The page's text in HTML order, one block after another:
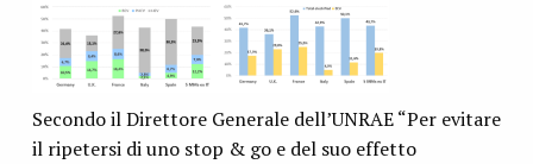
Secondo il Direttore Generale dell’UNRAE “Per evitare
il ripetersi di uno stop & go e del suo effetto